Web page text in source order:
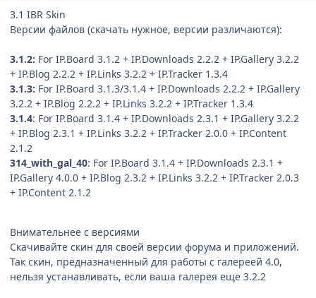
3.1 IBR Skin
Версии файлов (скачать нужное, версии различаются):
3.1.2: For IP.Board 3.1.2 + IP.Downloads 2.2.2 + IP.Gallery 3.2.2
+ IP.Blog 2.2.2 + IP.Links 3.2.2 + IP.Tracker 1.3.4
3.1.3: For IP.Board 3.1.3/3.1.4 + IP.Downloads 2.2.2 + IP.Gallery
3.2.2 + IP.Blog 2.2.2 + IP.Links 3.2.2 + IP.Tracker 1.3.4
3.1.4: For IP.Board 3.1.4 + IP.Downloads 2.3.1 + IP.Gallery 3.2.2
+ IP.Blog 2.3.1 + IP.Links 3.2.2 + IP.Tracker 2.0.0 + IP.Content
2.1.2
314_with_gal_40: For IP.Board 3.1.4 + IP.Downloads 2.3.1 +
IP.Gallery 4.0.0 + IP.Blog 2.3.2 + IP.Links 3.2.2 + IP.Tracker 2.0.3
+ IP.Content 2.1.2
Внимательнее с версиями
Скачивайте скин для своей версии форума и приложений.
Так скин, предназначенный для работы с галереей 4.0,
нельзя устанавливать, если ваша галерея еще 3.2.2